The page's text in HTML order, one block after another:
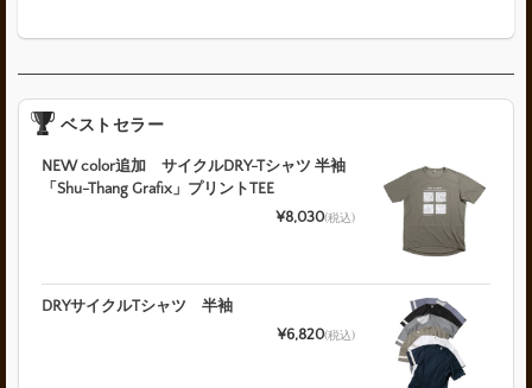
ベストセラー
NEW color追加 サイクルDRY-Tシャツ 半袖
「Shu-Thang Grafix」プリントTEE
¥8,030(税込)
DRYサイクルTシャツ 半袖
¥6,820(税込)